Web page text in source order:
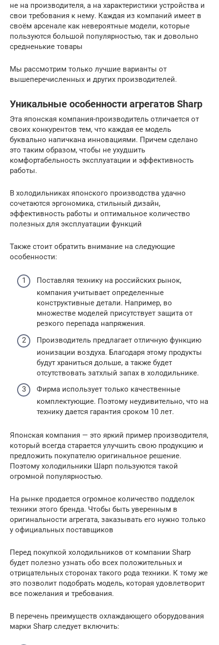
не на производителя, а на характеристики устройства и
свои требования к нему. Каждая из компаний имеет в
своём арсенале как невероятные модели, которые
пользуются большой популярностью, так и довольно
средненькие товары
Мы рассмотрим только лучшие варианты от
вышеперечисленных и других производителей.
Уникальные особенности агрегатов Sharp
Эта японская компания-производитель отличается от
своих конкурентов тем, что каждая ее модель
буквально напичкана инновациями. Причем сделано
это таким образом, чтобы не ухудшить
комфортабельность эксплуатации и эффективность
работы.
В холодильниках японского производства удачно
сочетаются эргономика, стильный дизайн,
эффективность работы и оптимальное количество
полезных для эксплуатации функций
Также стоит обратить внимание на следующие
особенности:
Поставляя технику на российских рынок,
компания учитывает определенные
конструктивные детали. Например, во
множестве моделей присутствует защита от
резкого перепада напряжения.
Производитель предлагает отличную функцию
ионизации воздуха. Благодаря этому продукты
будут храниться дольше, а также будет
отсутствовать затхлый запах в холодильнике.
Фирма использует только качественные
комплектующие. Поэтому неудивительно, что на
технику дается гарантия сроком 10 лет.
Японская компания — это яркий пример производителя,
который всегда старается улучшить свою продукцию и
предложить покупателю оригинальное решение.
Поэтому холодильники Шарп пользуются такой
огромной популярностью.
На рынке продается огромное количество подделок
техники этого бренда. Чтобы быть уверенным в
оригинальности агрегата, заказывать его нужно только
у официальных поставщиков
Перед покупкой холодильников от компании Sharp
будет полезно узнать обо всех положительных и
отрицательных сторонах такого рода техники. К тому же
это позволит подобрать модель, которая удовлетворит
все пожелания и требования.
В перечень преимуществ охлаждающего оборудования
марки Sharp следует включить: